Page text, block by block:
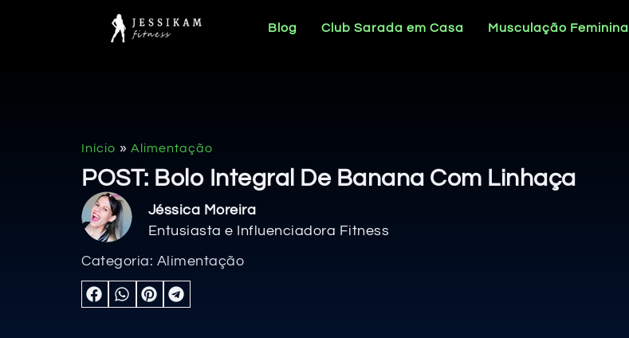
Blog Club Sarada em Casa Musculação Feminina
Início » Alimentação
POST: Bolo Integral De Banana Com Linhaça
Jéssica Moreira
Entusiasta e Influenciadora Fitness
Categoria: Alimentação